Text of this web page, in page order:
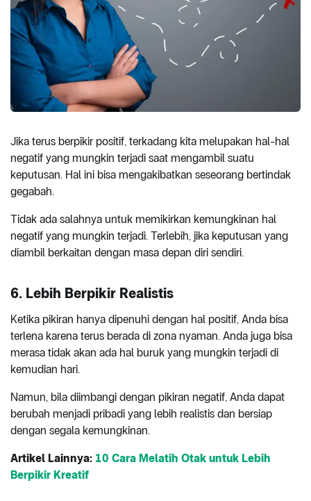
Jika terus berpikir positif, terkadang kita melupakan hal-hal
negatif yang mungkin terjadi saat mengambil suatu
keputusan. Hal ini bisa mengakibatkan seseorang bertindak
gegabah.
Tidak ada salahnya untuk memikirkan kemungkinan hal
negatif yang mungkin terjadi. Terlebih, jika keputusan yang
diambil berkaitan dengan masa depan diri sendiri.
6. Lebih Berpikir Realistis
Ketika pikiran hanya dipenuhi dengan hal positif, Anda bisa
terlena karena terus berada di zona nyaman. Anda juga bisa
merasa tidak akan ada hal buruk yang mungkin terjadi di
kemudian hari.
Namun, bila diimbangi dengan pikiran negatif, Anda dapat
berubah menjadi pribadi yang lebih realistis dan bersiap
dengan segala kemungkinan.
Artikel Lainnya: 10 Cara Melatih Otak untuk Lebih
Berpikir Kreatif